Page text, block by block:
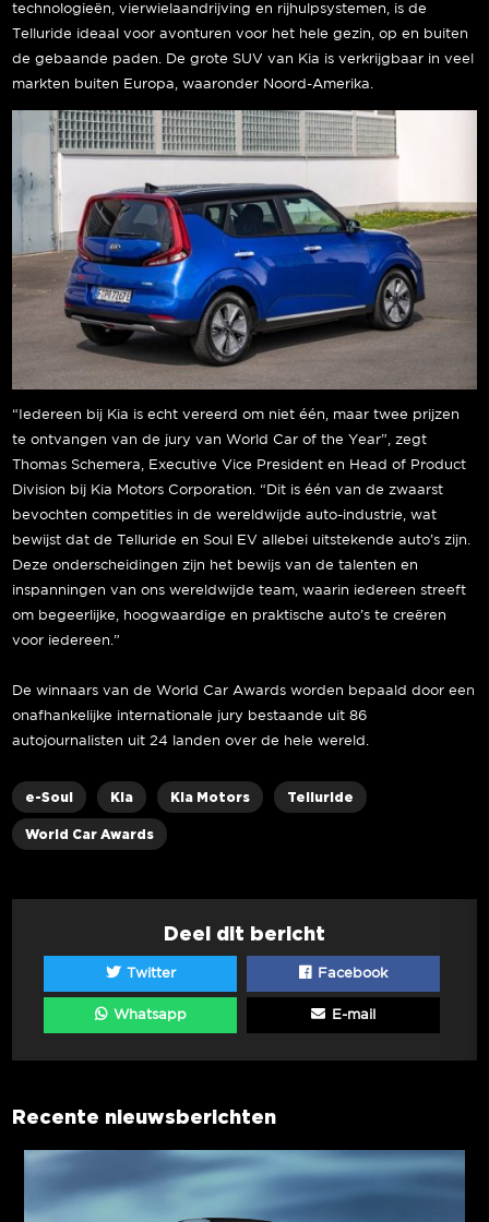
technologieën, vierwielaandrijving en rijhulpsystemen, is de
Telluride ideaal voor avonturen voor het hele gezin, op en buiten
de gebaande paden. De grote SUV van Kia is verkrijgbaar in veel
markten buiten Europa, waaronder Noord-Amerika.
“Iedereen bij Kia is echt vereerd om niet één, maar twee prijzen
te ontvangen van de jury van World Car of the Year”, zegt
Thomas Schemera, Executive Vice President en Head of Product
Division bij Kia Motors Corporation. “Dit is één van de zwaarst
bevochten competities in de wereldwijde auto-industrie, wat
bewijst dat de Telluride en Soul EV allebei uitstekende auto’s zijn.
Deze onderscheidingen zijn het bewijs van de talenten en
inspanningen van ons wereldwijde team, waarin iedereen streeft
om begeerlijke, hoogwaardige en praktische auto’s te creëren
voor iedereen.”
De winnaars van de World Car Awards worden bepaald door een
onafhankelijke internationale jury bestaande uit 86
autojournalisten uit 24 landen over de hele wereld.
e-Soul Kia Kia Motors Telluride
World Car Awards
Deel dit bericht
Twitter Facebook
Whatsapp E-mail
Recente nieuwsberichten